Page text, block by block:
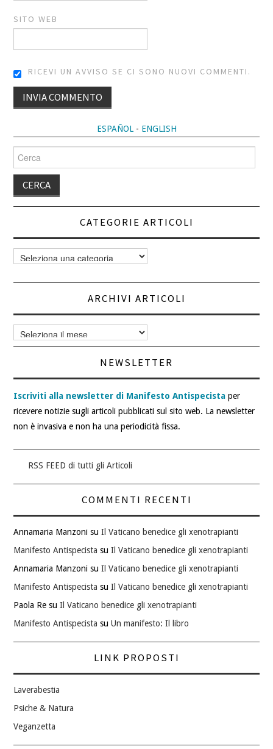
SITO WEB
RICEVI UN AVVISO SE CI SONO NUOVI COMMENTI.
ESPAÑOL- ENGLISH
per:
CATEGORIE ARTICOLI
Categorie
articoli
ARCHIVI ARTICOLI
Archivi
articoli
NEWSLETTER
Iscriviti alla newsletter di Manifesto Antispecista per
ricevere notizie sugli articoli pubblicati sul sito web. La newsletter
non è invasiva e non ha una periodicità fissa.
RSS FEED di tutti gli Articoli
COMMENTI RECENTI
Annamaria Manzoni suIl Vaticano benedice gli xenotrapianti
Manifesto Antispecista suIl Vaticano benedice gli xenotrapianti
Annamaria Manzoni suIl Vaticano benedice gli xenotrapianti
Manifesto Antispecista suIl Vaticano benedice gli xenotrapianti
Paola Re suIl Vaticano benedice gli xenotrapianti
Manifesto Antispecista suUn manifesto: Il libro
LINK PROPOSTI
Laverabestia
Psiche & Natura
Veganzetta